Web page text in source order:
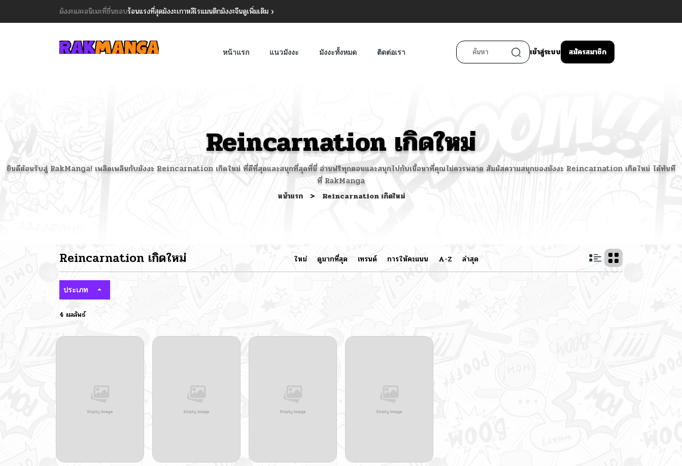
มังงะและอนิเมะที่ชื่นชอบร้อนแรงที่สุดมังงะเกาหลีโรแมนติกมังงะจีนดูเพิ่มเติม
หน้าแรก แนวมังงะ มังงะทั้งหมด ติดต่อเรา เข้าสู่ระบบ สมัครสมาชิก
Reincarnation เกิดใหม่
ยินดีต้อนรับสู่ RakManga! เพลิดเพลินกับมังงะ Reincarnation เกิดใหม่ ที่ดีที่สุดและสนุกที่สุดที่นี่ อ่านฟรีทุกตอนและสนุกไปกับเนื้อหาที่คุณไม่ควรพลาด สัมผัสความสนุกของมังงะ Reincarnation เกิดใหม่ ได้ทันที
ที่ RakManga
หน้าแรก > Reincarnation เกิดใหม่
Reincarnation เกิดใหม่ ใหม่ ดูมากที่สุด เทรนด์ การให้คะแนน A-Z ล่าสุด
ประเภท
4 ผลลัพธ์